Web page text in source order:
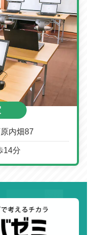
内畑87
14分